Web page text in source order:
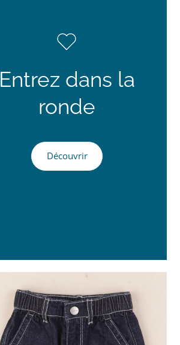
Entrez dans la
ronde
Découvrir